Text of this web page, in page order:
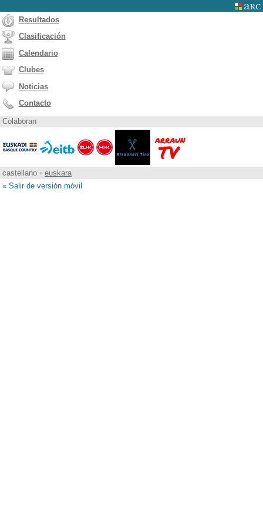
Resultados
Clasificación
Calendario
Clubes
Noticias
Contacto
Colaboran
castellano • euskara
« Salir de versión móvil